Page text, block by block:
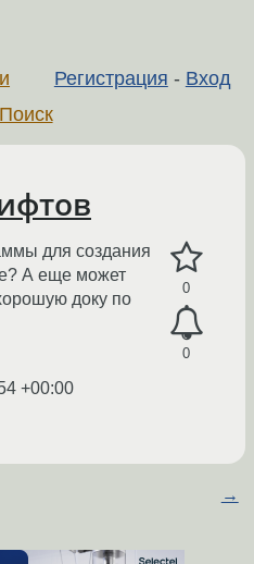
Регистрация - Вход
Поиск
0
0
для создания
А еще может
доку по
+00:00
→